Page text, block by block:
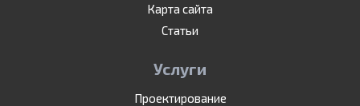
Карта сайта
Статьи
Услуги
Проектирование